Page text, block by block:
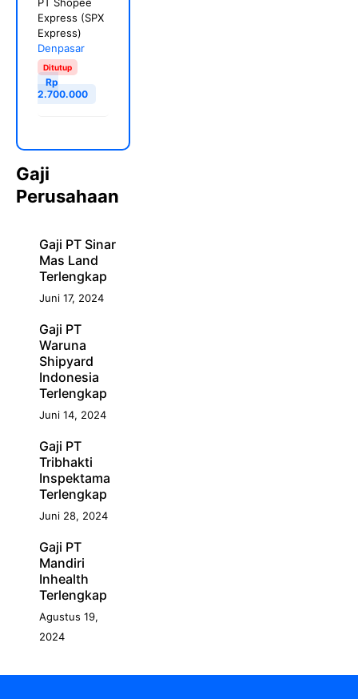
Express (SPX
Express)
Denpasar
Ditutup
Rp
2.700.000
Gaji
Perusahaan
Gaji PT Sinar
Mas Land
Terlengkap
Juni 17, 2024
Gaji PT
Waruna
Shipyard
Indonesia
Terlengkap
Juni 14, 2024
Gaji PT
Tribhakti
Inspektama
Terlengkap
Juni 28, 2024
Gaji PT
Mandiri
Inhealth
Terlengkap
Agustus 19,
2024